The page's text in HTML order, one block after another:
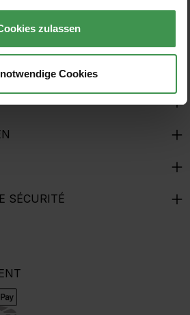
zulassen
Cookies
SÉCURITÉ